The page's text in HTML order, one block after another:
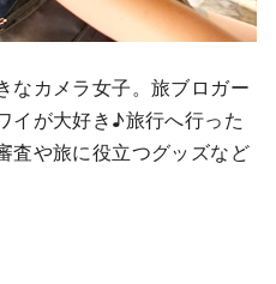
なカメラ女子。旅ブロガー
イが大好き♪旅行へ行った
査や旅に役立つグッズなど